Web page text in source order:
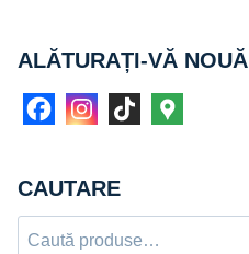
ALĂTURAȚI-VĂ NOUĂ
CAUTARE
Caută